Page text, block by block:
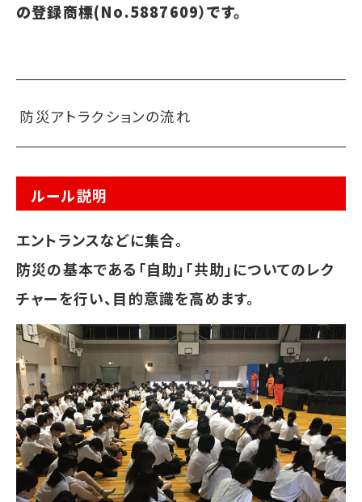
の登録商標(No.5887609）です。
防災アトラクションの流れ
ルール説明
エントランスなどに集合。
防災の基本である「自助」「共助」についてのレク
チャーを行い、目的意識を高めます。